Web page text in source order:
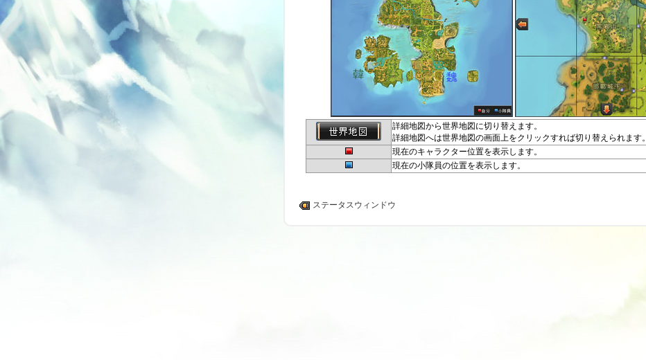
詳細地図から世界地図に切り替えます。
詳細地図へは世界地図の画面上をクリックすれば切り替えられます。
現在のキャラクター位置を表示します。
現在の小隊員の位置を表示します。
ステータスウィンドウ